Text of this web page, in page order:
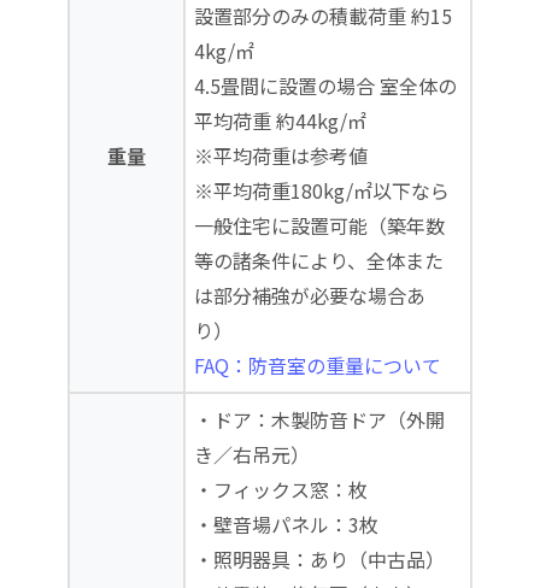
重量
設置部分のみの積載荷重 約15
4kg/㎡
4.5畳間に設置の場合 室全体の
平均荷重 約44kg/㎡
※平均荷重は参考値
※平均荷重180kg/㎡以下なら
一般住宅に設置可能（築年数
等の諸条件により、全体また
は部分補強が必要な場合あ
り）
FAQ：防音室の重量について
・ドア：木製防音ドア（外開
き／右吊元）
・フィックス窓：枚
・壁音場パネル：3枚
・照明器具：あり（中古品）